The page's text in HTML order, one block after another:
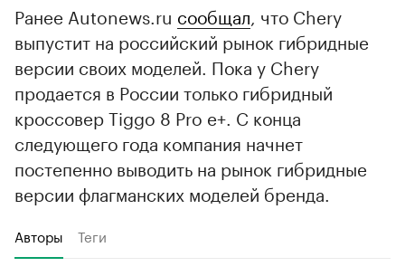
Ранее Autonews.ru сообщал , что Chery
выпустит на российский рынок гибридные
версии своих моделей. Пока у Chery
продается в России только гибридный
кроссовер Tiggo 8 Pro e+. С конца
следующего года компания начнет
постепенно выводить на рынок гибридные
версии флагманских моделей бренда.
Авторы Теги